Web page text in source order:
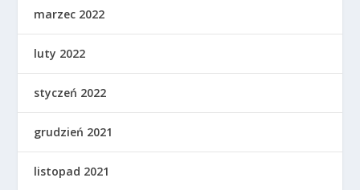
marzec 2022
luty 2022
styczeń 2022
grudzień 2021
listopad 2021